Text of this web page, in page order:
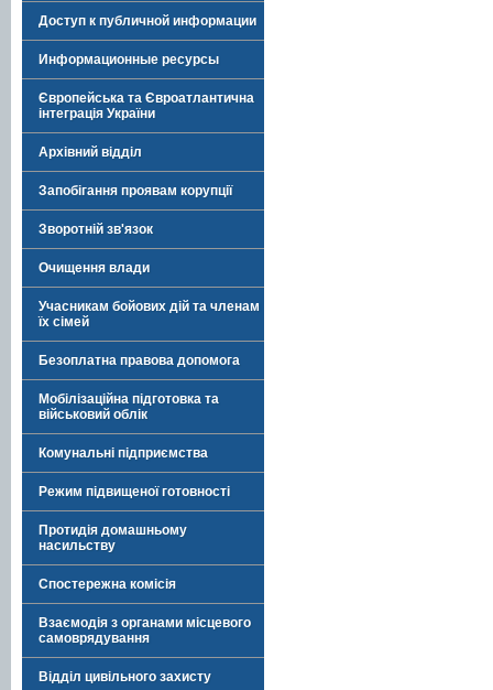
Доступ к публичной информации
Информационные ресурсы
Європейська та Євроатлантична
інтеграція України
Архівний відділ
Запобігання проявам корупції
Зворотній зв'язок
Очищення влади
Учасникам бойових дій та членам
їх сімей
Безоплатна правова допомога
Мобілізаційна підготовка та
військовий облік
Комунальні підприємства
Режим підвищеної готовності
Протидія домашньому
насильству
Спостережна комісія
Взаємодія з органами місцевого
самоврядування
Відділ цивільного захисту